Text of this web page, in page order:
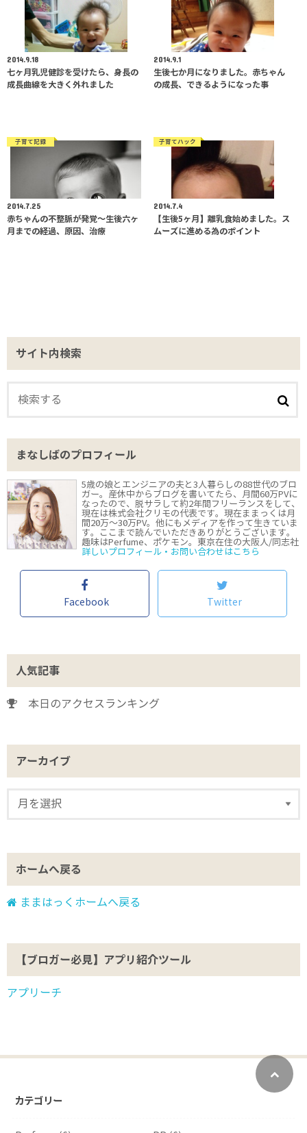
2014.9.18
七ヶ月乳児健診を受けたら、身長の
成長曲線を大きく外れました
2014.9.1
生後七か月になりました。赤ちゃん
の成長、できるようになった事
子育て記録
2014.7.25
赤ちゃんの不整脈が発覚〜生後六ヶ
月までの経過、原因、治療
子育てハック
2014.7.4
【生後5ヶ月】離乳食始めました。ス
ムーズに進める為のポイント
サイト内検索
まなしばのプロフィール
5歳の娘とエンジニアの夫と3人暮らしの88世代のブロ
ガー。産休中からブログを書いてたら、月間60万PVに
なったので、脱サラして約2年間フリーランスをして、
現在は株式会社クリモの代表です。現在ままっくは月
間20万〜30万PV。他にもメディアを作って生きていま
す。ここまで読んでいただきありがとうございます。
趣味はPerfume、ポケモン。東京在住の大阪人/同志社
詳しいプロフィール・お問い合わせはこちら
Facebook Twitter
人気記事
本日のアクセスランキング
アーカイブ
ホームへ戻る
ままはっくホームへ戻る
【ブロガー必見】アプリ紹介ツール
アプリーチ
カテゴリー